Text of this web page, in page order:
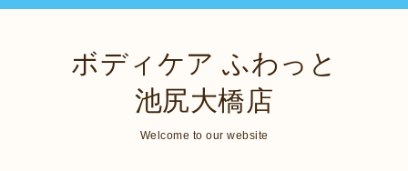
ボディケア ふわっと
池尻大橋店
Welcome to our website